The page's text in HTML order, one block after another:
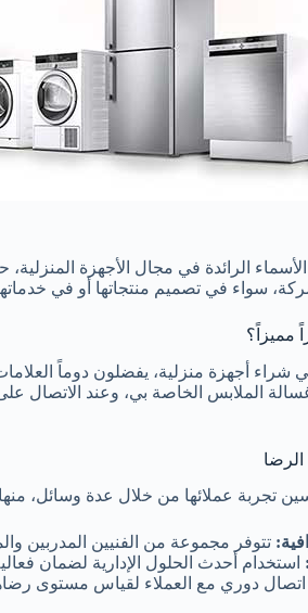
الرائدة في مجال الأجهزة
سواء في تصميم منتجاتها أو في
مميزاً؟
شراء أجهزة منزلية، يفضلون دوماً
تجربة عملائها من خلال عدة وسائل،
تتوفر مجموعة من الفنيين المدربين
استخدام أحدث الحلول الإدارية لضمان
اتصال دوري مع العملاء لقياس مستوى